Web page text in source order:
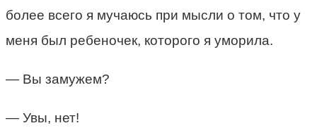
более всего я мучаюсь при мысли о том, что у
меня был ребеночек, которого я уморила.
— Вы замужем?
— Увы, нет!